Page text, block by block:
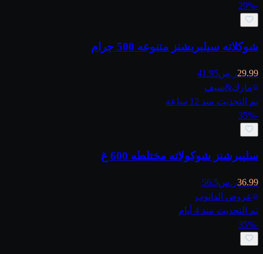
-
29%
شوكلاته سيلبريشنز متنوعه 500 جرام
29.99ر.س41.95
مارك&سيف
تم التحديث منذ 12 ساعة
-
35%
سليبرشنز شوكولاته مختلطه 600 غ
36.99ر.س56.5
عروض الدانوب
تم التحديث منذ 4 أيام
-
35%